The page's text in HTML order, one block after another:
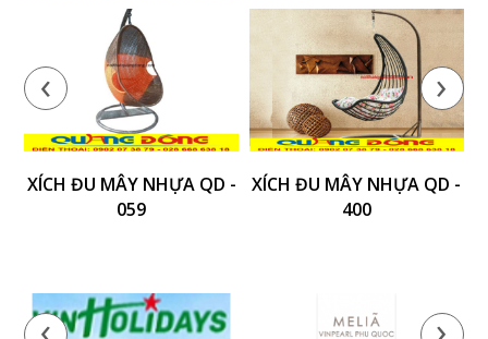
XÍCH ĐU MÂY NHỰA QD -
059
XÍCH ĐU MÂY NHỰA QD -
400
‹ ›